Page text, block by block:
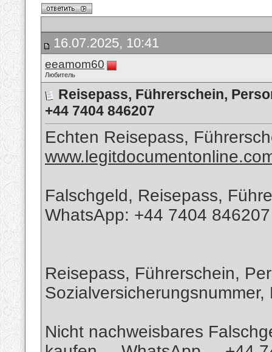
16.07.2025, 10:41
eeamom60
Любитель
Reisepass, Führerschein,
+44 7404 846207
Echten Reisepass,
Falschgeld, Reisepass,
WhatsApp: +44 7404 846207
Reisepass, Führerschein,
Nicht nachweisbares